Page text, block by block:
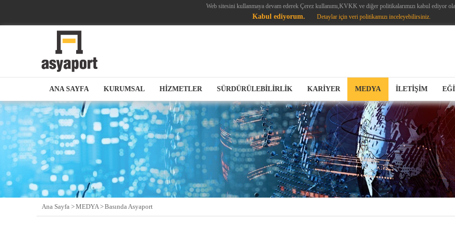
Web sitesini kullanmaya devam ederek Çerez kullanımı,KVKK ve diğer politikalarımızı kabul ediyor
Kabul ediyorum. Detaylar için veri politikamızı inceleyebilirsiniz.
ANA SAYFA KURUMSAL HİZMETLER SÜRDÜRÜLEBİLİRLİK KARİYER MEDYA İLETİŞİM
Ana Sayfa >MEDYA >Basında Asyaport